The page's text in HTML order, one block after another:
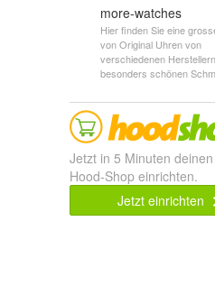
more-watches
Hier finden Sie eine
von Original Uhren von
verschiedenen
besonders schönen
Jetzt in 5 Minuten
Hood-Shop einrichten.
Jetzt einrichten